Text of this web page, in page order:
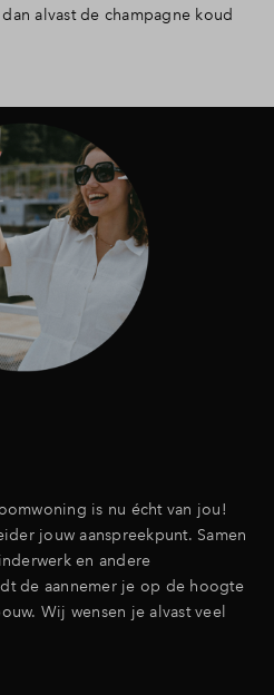
alvast de champagne koud
is nu écht van jou!
jouw aanspreekpunt. Samen
en andere
de aannemer je op de hoogte
Wij wensen je alvast veel